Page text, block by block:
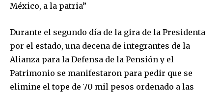
Acepto laPolítica de Privacidad
Seguidores Seguidores Seguidores
México, a la patria”
Durante el segundo día de la gira de la Presidenta
por el estado, una decena de integrantes de la
Alianza para la Defensa de la Pensión y el
Patrimonio se manifestaron para pedir que se
elimine el tope de 70 mil pesos ordenado a las